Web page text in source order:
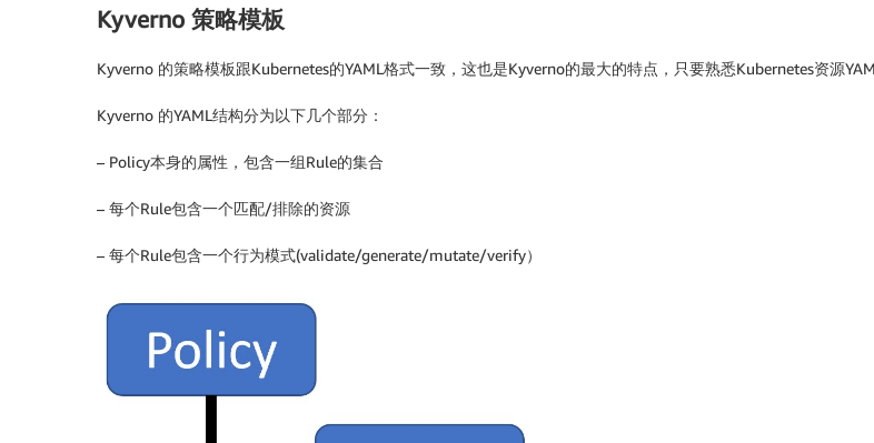
Kyverno 策略模板
Kyverno 的策略模板跟Kubernetes的YAML格式一致，这也是Kyverno的最大的特点，只要熟悉Kubernetes资源
Kyverno 的YAML结构分为以下几个部分：
– Policy本身的属性，包含一组Rule的集合
– 每个Rule包含一个匹配/排除的资源
– 每个Rule包含一个行为模式(validate/generate/mutate/verify）